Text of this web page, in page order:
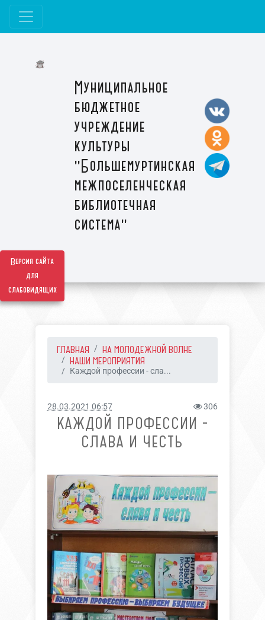
Версия сайта
для
слабовидящих
Муниципальное
бюджетное
учреждение
культуры
"Большемуртинская
межпоселенческая
библиотечная
система"
ГЛАВНАЯ
НА МОЛОДЕЖНОЙ ВОЛНЕ
НАШИ МЕРОПРИЯТИЯ
Каждой профессии - сла...
28.03.2021 06:57 306
КАЖДОЙ ПРОФЕССИИ -
СЛАВА И ЧЕСТЬ